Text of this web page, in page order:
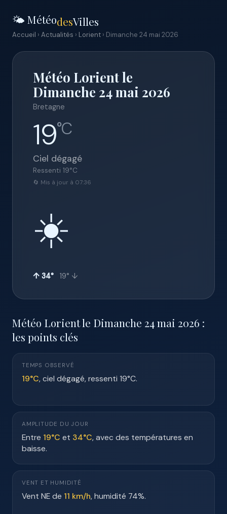
🌤️ MétéodesVilles
Accueil › Actualités › Lorient › Dimanche 24 mai 2026
Météo Lorient le
Dimanche 24 mai 2026
Bretagne
19°C
Ciel dégagé
Ressenti 19°C
🔄 Mis à jour à 07:36
☀️
↑ 34° 19° ↓
Météo Lorient le Dimanche 24 mai 2026 :
les points clés
TEMPS OBSERVÉ
19°C, ciel dégagé, ressenti 19°C.
AMPLITUDE DU JOUR
Entre 19°C et 34°C, avec des températures en
baisse.
VENT ET HUMIDITÉ
Vent NE de 11 km/h, humidité 74%.